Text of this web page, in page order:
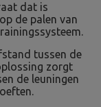
dat is
de palen van
tussen de
zorgt
de leuningen